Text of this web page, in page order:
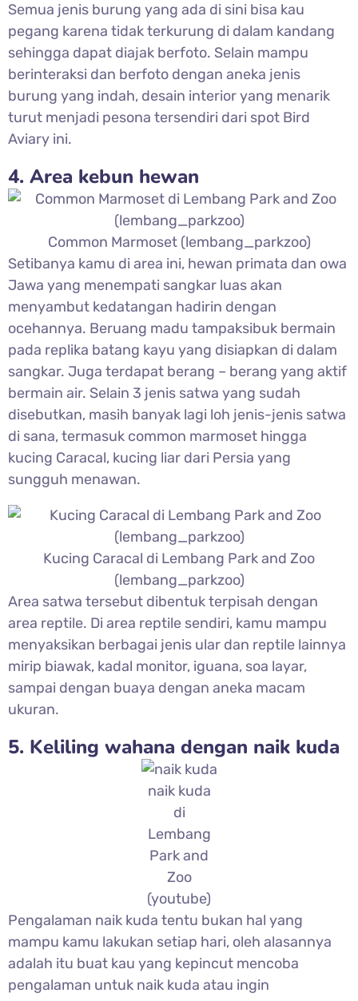
Semua jenis burung yang ada di sini bisa kau
pegang karena tidak terkurung di dalam kandang
sehingga dapat diajak berfoto. Selain mampu
berinteraksi dan berfoto dengan aneka jenis
burung yang indah, desain interior yang menarik
turut menjadi pesona tersendiri dari spot Bird
Aviary ini.
4. Area kebun hewan
Common Marmoset (lembang_parkzoo)
Setibanya kamu di area ini, hewan primata dan owa
Jawa yang menempati sangkar luas akan
menyambut kedatangan hadirin dengan
ocehannya. Beruang madu tampaksibuk bermain
pada replika batang kayu yang disiapkan di dalam
sangkar. Juga terdapat berang – berang yang aktif
bermain air. Selain 3 jenis satwa yang sudah
disebutkan, masih banyak lagi loh jenis-jenis satwa
di sana, termasuk common marmoset hingga
kucing Caracal, kucing liar dari Persia yang
sungguh menawan.
Kucing Caracal di Lembang Park and Zoo
(lembang_parkzoo)
Area satwa tersebut dibentuk terpisah dengan
area reptile. Di area reptile sendiri, kamu mampu
menyaksikan berbagai jenis ular dan reptile lainnya
mirip biawak, kadal monitor, iguana, soa layar,
sampai dengan buaya dengan aneka macam
ukuran.
5. Keliling wahana dengan naik kuda
naik kuda
di
Lembang
Park and
Zoo
(youtube)
Pengalaman naik kuda tentu bukan hal yang
mampu kamu lakukan setiap hari, oleh alasannya
adalah itu buat kau yang kepincut mencoba
pengalaman untuk naik kuda atau ingin